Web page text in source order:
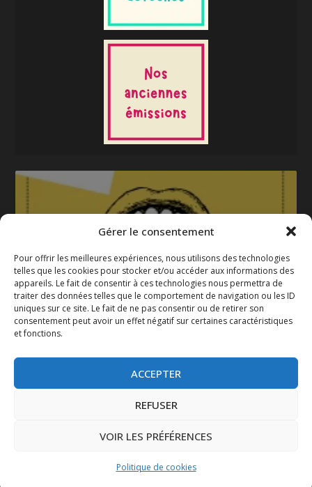
Gérer le consentement
Pour offrir les meilleures expériences, nous utilisons des technologies
telles que les cookies pour stocker et/ou accéder aux informations des
appareils. Le fait de consentir à ces technologies nous permettra de
traiter des données telles que le comportement de navigation ou les ID
uniques sur ce site. Le fait de ne pas consentir ou de retirer son
consentement peut avoir un effet négatif sur certaines caractéristiques
et fonctions.
ACCEPTER
REFUSER
VOIR LES PRÉFÉRENCES
Politique de cookies
La gazette 2025-2026